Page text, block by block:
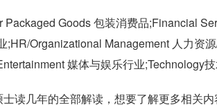
Goods 包装消费品;Financial
;HR/Organizational Management 人力资
媒体与娱乐行业;Technology技
读几年的全部解读，想要了解更多相关